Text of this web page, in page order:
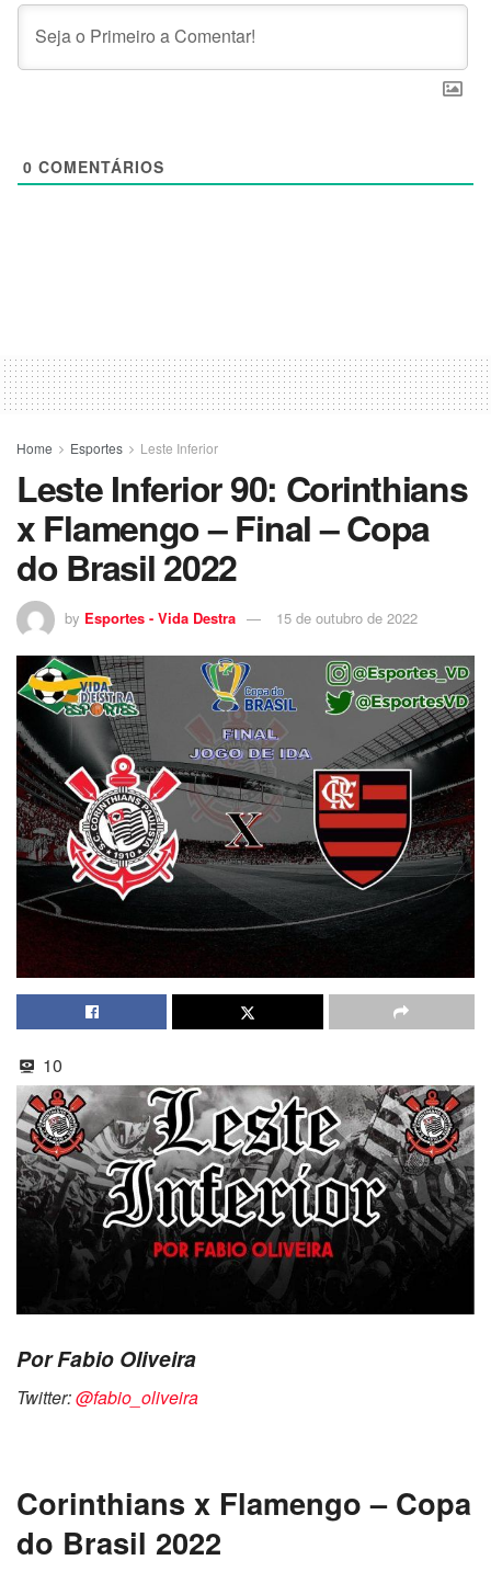
0 COMENTÁRIOS
Home Esportes Leste Inferior
Leste Inferior 90: Corinthians
x Flamengo – Final – Copa
do Brasil 2022
by Esportes - Vida Destra 15 de outubro de 2022
10
Por Fabio Oliveira
Twitter:@fabio_oliveira
Corinthians x Flamengo – Copa
do Brasil 2022